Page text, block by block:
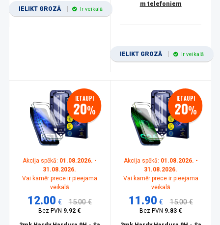
IELIKT GROZĀ Ir veikalā
m telefoniem
IELIKT GROZĀ Ir veikalā
IETAUPI
20%
Akcija spēkā: 01.08.2026. -
31.08.2026.
Vai kamēr prece ir pieejama
veikalā
12.00 € 15.00 €
Bez PVN 9.92 €
IETAUPI
20%
Akcija spēkā: 01.08.2026. -
31.08.2026.
Vai kamēr prece ir pieejama
veikalā
11.90 € 15.00 €
Bez PVN 9.83 €